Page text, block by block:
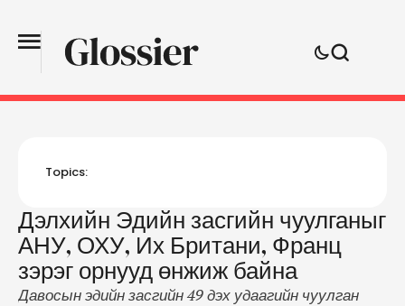
Topics:
Дэлхийн Эдийн засгийн чуулганыг
АНУ, ОХУ, Их Британи, Франц
зэрэг орнууд өнжиж байна
Давосын эдийн засгийн 49 дэх удаагийн чуулган